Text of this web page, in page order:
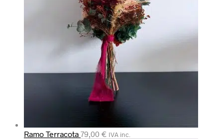
Ramo Terracota 79,00 € IVA inc.